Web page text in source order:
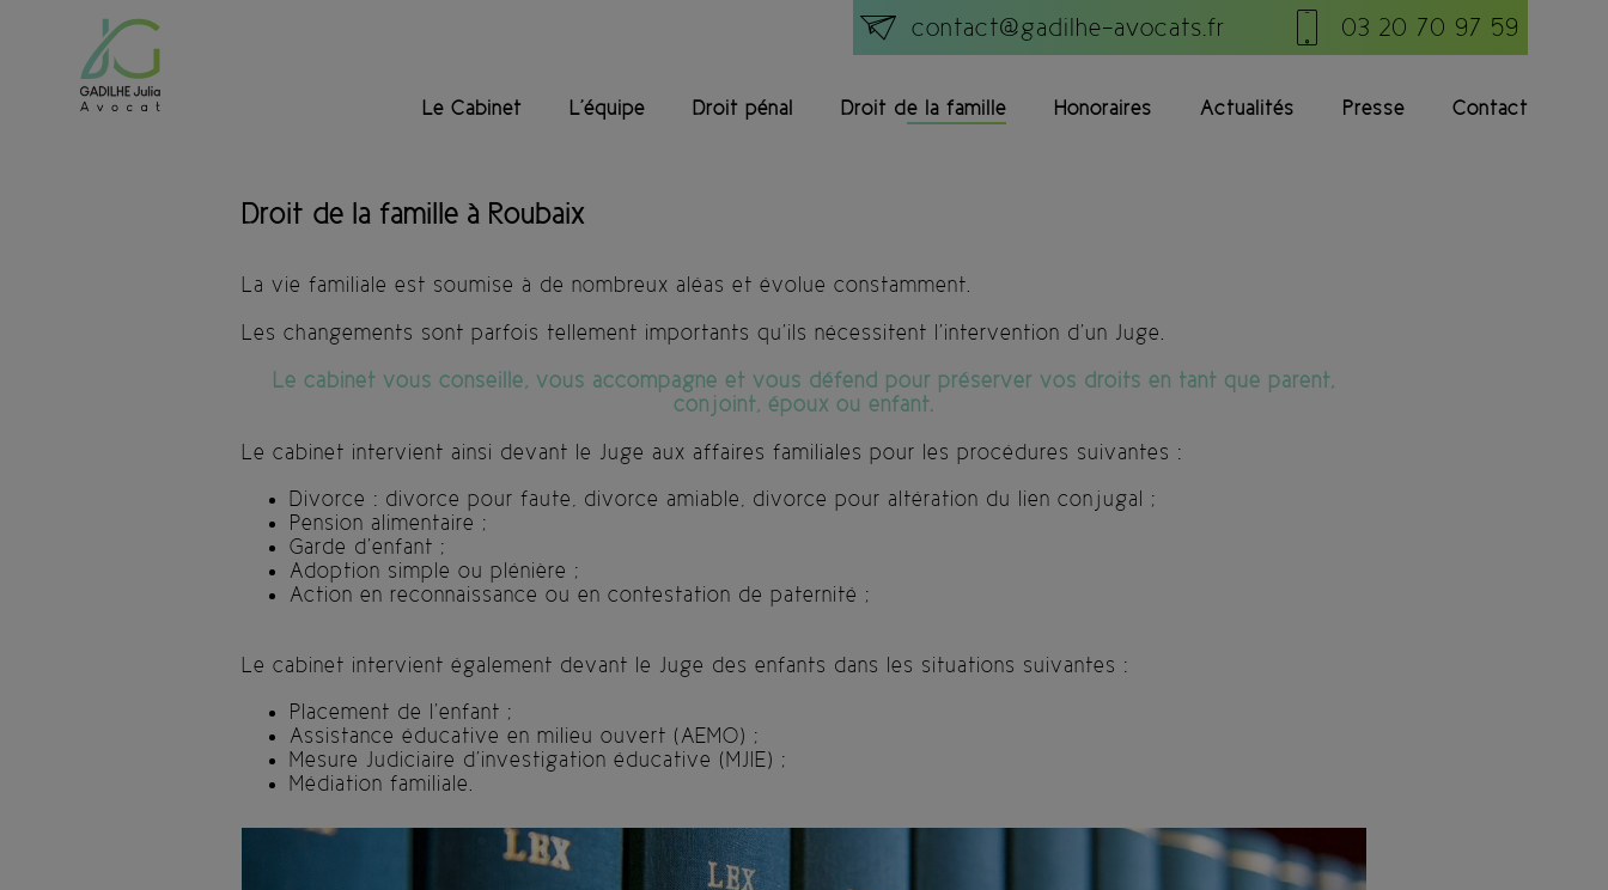
contact@gadilhe-avocats.fr 03 20 70 97 59
Le Cabinet L'équipe Droit pénal Droit de la famille Honoraires Actualités Presse Contact
Droit de la famille à Roubaix
La vie familiale est soumise à de nombreux aléas et évolue constamment.
Les changements sont parfois tellement importants qu’ils nécessitent l’intervention d’un Juge.
Le cabinet vous conseille, vous accompagne et vous défend pour préserver vos droits en tant que parent,
conjoint, époux ou enfant.
Le cabinet intervient ainsi devant le Juge aux affaires familiales pour les procédures suivantes :
Divorce : divorce pour faute, divorce amiable, divorce pour altération du lien conjugal ;
Pension alimentaire ;
Garde d’enfant ;
Adoption simple ou plénière ;
Action en reconnaissance ou en contestation de paternité ;
Le cabinet intervient également devant le Juge des enfants dans les situations suivantes :
Placement de l’enfant ;
Assistance éducative en milieu ouvert (AEMO) ;
Mesure Judiciaire d’investigation éducative (MJIE) ;
Médiation familiale.